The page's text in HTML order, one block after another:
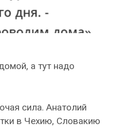
а тут надо
сила. Анатолий
в Чехию, Словакию